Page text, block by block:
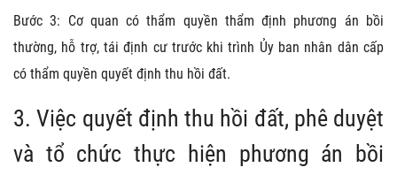
Bước 3: Cơ quan có thẩm quyền thẩm định phương án bồi
thường, hỗ trợ, tái định cư trước khi trình Ủy ban nhân dân cấp
có thẩm quyền quyết định thu hồi đất.
3. Việc quyết định thu hồi đất, phê duyệt
và tổ chức thực hiện phương án bồi